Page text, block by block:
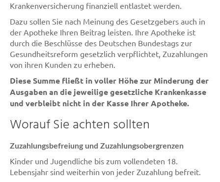
Krankenversicherung finanziell entlastet werden.
Dazu sollen Sie nach Meinung des Gesetzgebers auch in
der Apotheke Ihren Beitrag leisten. Ihre Apotheke ist
durch die Beschlüsse des Deutschen Bundestags zur
Gesundheitsreform gesetzlich verpflichtet, Zuzahlungen
von ihren Kunden zu erheben.
Diese Summe fließt in voller Höhe zur Minderung der
Ausgaben an die jeweilige gesetzliche Krankenkasse
und verbleibt nicht in der Kasse Ihrer Apotheke.
Worauf Sie achten sollten
Zuzahlungsbefreiung und Zuzahlungsobergrenzen
Kinder und Jugendliche bis zum vollendeten 18.
Lebensjahr sind weiterhin von jeder Zuzahlung befreit.